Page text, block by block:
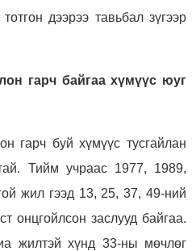
дээрээ тавьбал зүгээр
гарч байгаа хүмүүс юуг
гарч буй хүмүүс тусгайлан
Тийм учраас 1977, 1989,
жил гээд 13, 25, 37, 49-ний
онцгойлсон заслууд байгаа.
жилтэй хүнд 33-ны мөчлөг